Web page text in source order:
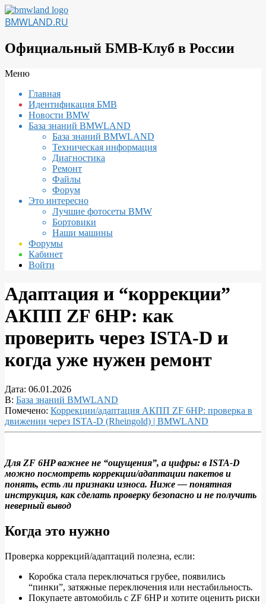
Перейти
к
BMWLAND.RU
Официальный БМВ-Клуб в России
Вторичное
навигации
Меню
Главная
Идентификация БМВ
Новости BMW
База знаний BMWLAND
База знаний BMWLAND
Техническая информация
Диагностика
Ремонт
Файлы
Форум
Это интересно
Лучшие фотосеты BMW
Бортовики
Наши машины
Форумы
Кабинет
Войти
Адаптация и “коррекции”
АКПП ZF 6HP: как
проверить через ISTA‑D и
когда уже нужен ремонт
Дата: 06.01.2026
В: База знаний BMWLAND
Помечено: Коррекции/адаптация АКПП ZF 6HP: проверка в
движении через ISTA‑D (Rheingold) | BMWLAND
Адаптация
и
“коррекции”
АКПП
ZF
6HP:
как
проверить
Для ZF 6HP важнее не “ощущения”, а цифры: в ISTA‑D
можно посмотреть коррекции/адаптации пакетов и
понять, есть ли признаки износа. Ниже — понятная
инструкция, как сделать проверку безопасно и не получить
неверный вывод
Когда это нужно
Проверка коррекций/адаптаций полезна, если:
Коробка стала переключаться грубее, появились
“пинки”, затяжные переключения или нестабильность.
Покупаете автомобиль с ZF 6HP и хотите оценить риски